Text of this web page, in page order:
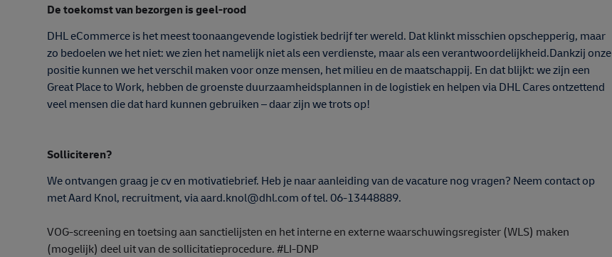
De toekomst van bezorgen is geel-rood
DHL eCommerce is het meest toonaangevende logistiek bedrijf ter wereld. Dat klinkt misschien opschepperig, maar
zo bedoelen we het niet: we zien het namelijk niet als een verdienste, maar als een verantwoordelijkheid.Dankzij onze
positie kunnen we het verschil maken voor onze mensen, het milieu en de maatschappij. En dat blijkt: we zijn een
Great Place to Work, hebben de groenste duurzaamheidsplannen in de logistiek en helpen via DHL Cares ontzettend
veel mensen die dat hard kunnen gebruiken – daar zijn we trots op!
Solliciteren?
We ontvangen graag je cv en motivatiebrief. Heb je naar aanleiding van de vacature nog vragen? Neem contact op
met Aard Knol, recruitment, via aard.knol@dhl.com of tel. 06-13448889.
VOG-screening en toetsing aan sanctielijsten en het interne en externe waarschuwingsregister (WLS) maken
(mogelijk) deel uit van de sollicitatieprocedure.#LI-DNP